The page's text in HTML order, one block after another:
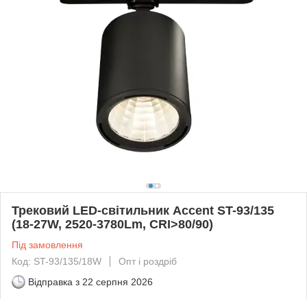
Трековий LED-світильник Accent ST-93/135
(18-27W, 2520-3780Lm, CRI>80/90)
Під замовлення
Код: ST-93/135/18W
Опт і роздріб
Відправка з 22 серпня 2026